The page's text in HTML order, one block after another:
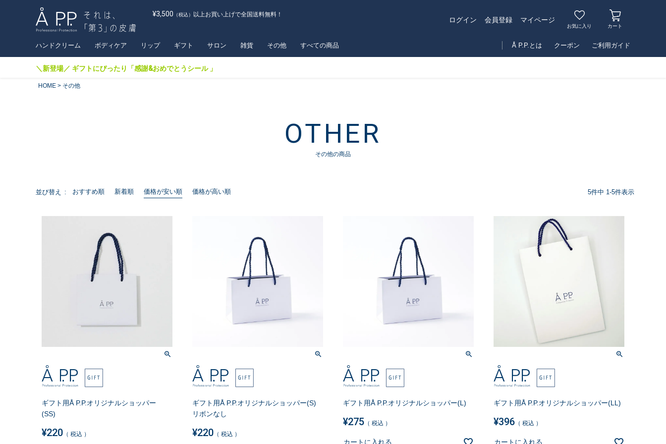
¥3,500 （税込） 以上お買い上げで全国送料無料！
ログイン 会員登録 マイページ
お気に入り カート
ハンドクリーム ボディケア リップ ギフト サロン 雑貨 その他 すべての商品 Å P.P.とは クーポン ご利用ガイド
＼新登場／ ギフトにぴったり「感謝&おめでとうシール 」
HOME その他
OTHER
その他の商品
並び替え おすすめ順 新着順 価格が安い順 価格が高い順 5件中 1-5件表示
ギフト用Å P.P.オリジナルショッパー
(SS)
¥220 税込
ギフト用Å P.P.オリジナルショッパー(S)
リボンなし
¥220 税込
ギフト用Å P.P.オリジナルショッパー(L)
¥275 税込
カートに入れる
ギフト用Å P.P.オリジナルショッパー(LL)
¥396 税込
カートに入れる